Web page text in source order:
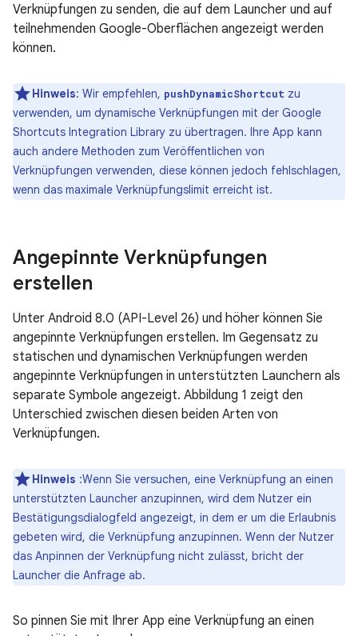
Verknüpfungen zu senden, die auf dem Launcher und auf
teilnehmenden Google-Oberflächen angezeigt werden
können.
Hinweis: Wir empfehlen, pushDynamicShortcut zu
verwenden, um dynamische Verknüpfungen mit der Google
Shortcuts Integration Library zu übertragen. Ihre App kann
auch andere Methoden zum Veröffentlichen von
Verknüpfungen verwenden, diese können jedoch fehlschlagen,
wenn das maximale Verknüpfungslimit erreicht ist.
Angepinnte Verknüpfungen
erstellen
Unter Android 8.0 (API-Level 26) und höher können Sie
angepinnte Verknüpfungen erstellen. Im Gegensatz zu
statischen und dynamischen Verknüpfungen werden
angepinnte Verknüpfungen in unterstützten Launchern als
separate Symbole angezeigt. Abbildung 1 zeigt den
Unterschied zwischen diesen beiden Arten von
Verknüpfungen.
Hinweis :Wenn Sie versuchen, eine Verknüpfung an einen
unterstützten Launcher anzupinnen, wird dem Nutzer ein
Bestätigungsdialogfeld angezeigt, in dem er um die Erlaubnis
gebeten wird, die Verknüpfung anzupinnen. Wenn der Nutzer
das Anpinnen der Verknüpfung nicht zulässt, bricht der
Launcher die Anfrage ab.
So pinnen Sie mit Ihrer App eine Verknüpfung an einen